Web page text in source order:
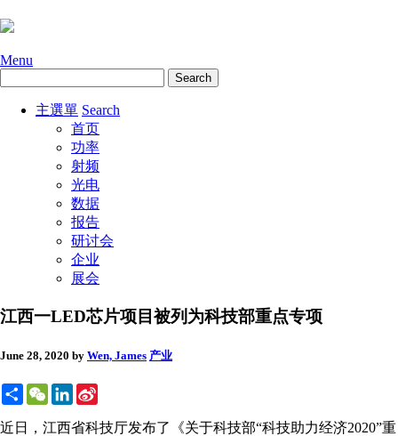
Menu
主選單 Search
首页
功率
射频
光电
数据
报告
研讨会
企业
展会
江西一LED芯片项目被列为科技部重点专项
June 28, 2020 by Wen, James 产业
ShareWeChatLinkedIn
近日，江西省科技厅发布了《关于科技部“科技助力经济2020”重